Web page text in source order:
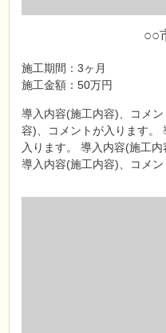
○○
施工期間：3ヶ月
施工金額：50万円
導入内容(施工内容)、コメ
容)、コメントが入ります。
入ります。 導入内容(施工内
導入内容(施工内容)、コメン